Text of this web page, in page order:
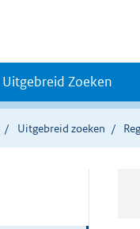
Uitgebreid Zoeken
Uitgebreid zoeken